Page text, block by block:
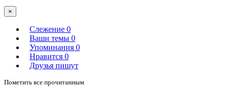
×
Слежение 0
Ваши темы 0
Упоминания 0
Нравится 0
Друзья пишут
Пометить все прочитанным